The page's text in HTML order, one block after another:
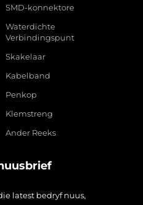
SMD-konnektore
Waterdichte
Verbindingspunt
Skakelaar
Kabelband
Penkop
Klemstreng
Ander Reeks
latest bedryf nuus,